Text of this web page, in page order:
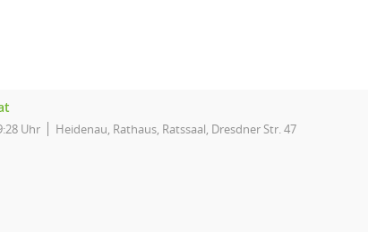
Uhr Heidenau, Rathaus, Ratssaal, Dresdner Str. 47